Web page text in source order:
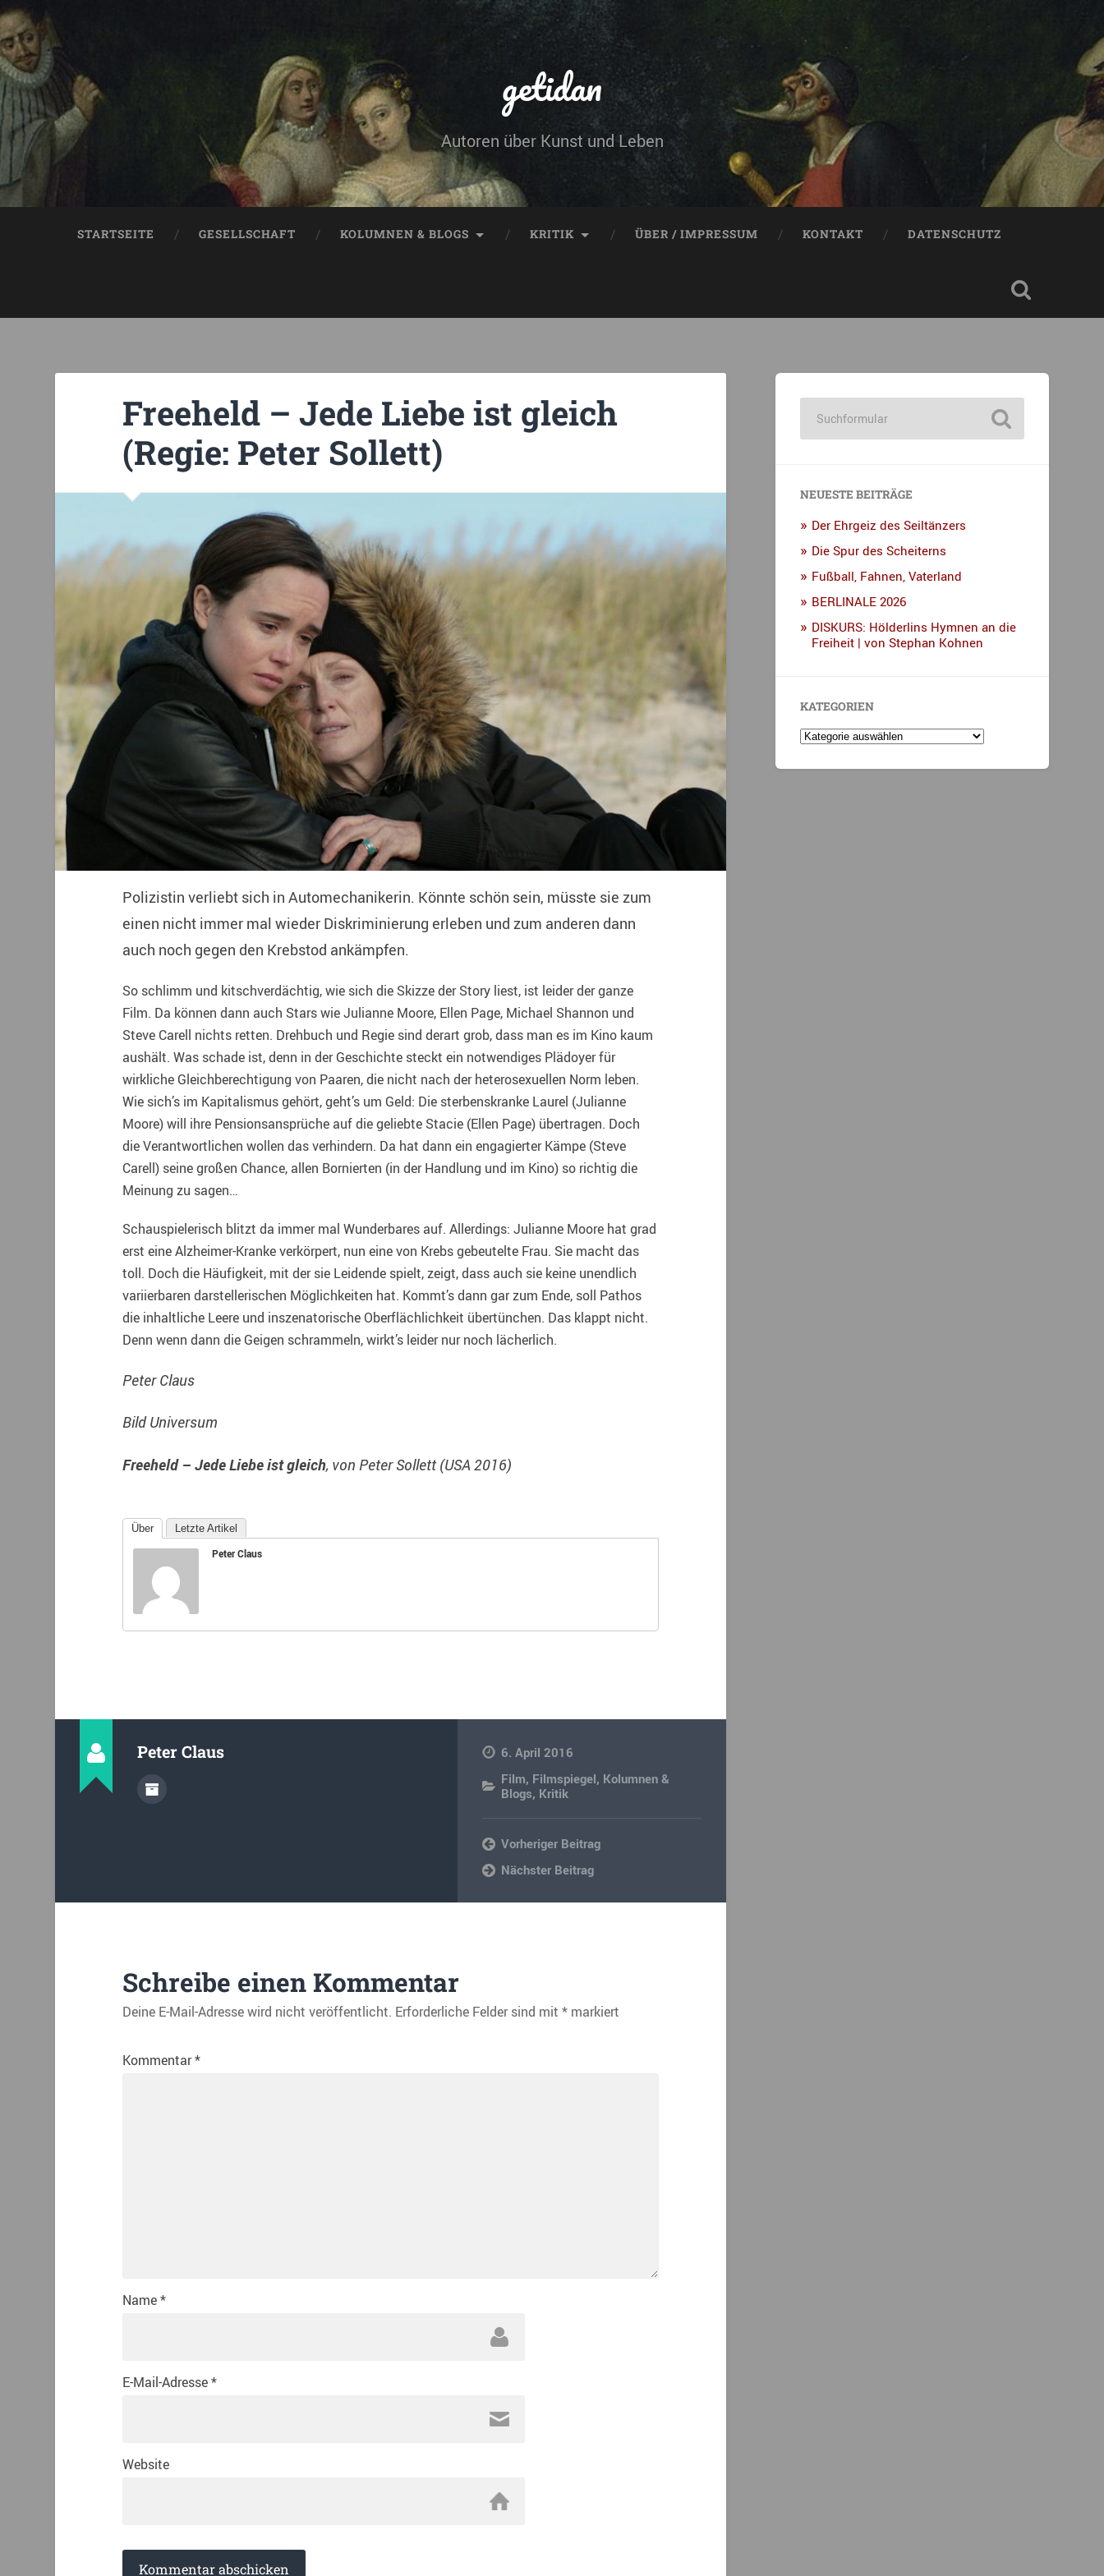
getidan
Autoren über Kunst und Leben
STARTSEITE GESELLSCHAFT KOLUMNEN & BLOGS KRITIK ÜBER / IMPRESSUM KONTAKT DATENSCHUTZ
Freeheld – Jede Liebe ist gleich
(Regie: Peter Sollett)
Polizistin verliebt sich in Automechanikerin. Könnte schön sein, müsste sie zum
einen nicht immer mal wieder Diskriminierung erleben und zum anderen dann
auch noch gegen den Krebstod ankämpfen.
So schlimm und kitschverdächtig, wie sich die Skizze der Story liest, ist leider der ganze
Film. Da können dann auch Stars wie Julianne Moore, Ellen Page, Michael Shannon und
Steve Carell nichts retten. Drehbuch und Regie sind derart grob, dass man es im Kino kaum
aushält. Was schade ist, denn in der Geschichte steckt ein notwendiges Plädoyer für
wirkliche Gleichberechtigung von Paaren, die nicht nach der heterosexuellen Norm leben.
Wie sich’s im Kapitalismus gehört, geht’s um Geld: Die sterbenskranke Laurel (Julianne
Moore) will ihre Pensionsansprüche auf die geliebte Stacie (Ellen Page) übertragen. Doch
die Verantwortlichen wollen das verhindern. Da hat dann ein engagierter Kämpe (Steve
Carell) seine großen Chance, allen Bornierten (in der Handlung und im Kino) so richtig die
Meinung zu sagen…
Schauspielerisch blitzt da immer mal Wunderbares auf. Allerdings: Julianne Moore hat grad
erst eine Alzheimer-Kranke verkörpert, nun eine von Krebs gebeutelte Frau. Sie macht das
toll. Doch die Häufigkeit, mit der sie Leidende spielt, zeigt, dass auch sie keine unendlich
variierbaren darstellerischen Möglichkeiten hat. Kommt’s dann gar zum Ende, soll Pathos
die inhaltliche Leere und inszenatorische Oberflächlichkeit übertünchen. Das klappt nicht.
Denn wenn dann die Geigen schrammeln, wirkt’s leider nur noch lächerlich.
Peter Claus
Bild Universum
Freeheld – Jede Liebe ist gleich, von Peter Sollett (USA 2016)
Über Letzte Artikel
Peter Claus
Peter Claus
6. April 2016
Film, Filmspiegel, Kolumnen &
Blogs, Kritik
Vorheriger Beitrag
Nächster Beitrag
Schreibe einen Kommentar
Deine E-Mail-Adresse wird nicht veröffentlicht. Erforderliche Felder sind mit *markiert
Kommentar*
Name*
E-Mail-Adresse*
Website
NEUESTE BEITRÄGE
Der Ehrgeiz des Seiltänzers
Die Spur des Scheiterns
Fußball, Fahnen, Vaterland
BERLINALE 2026
DISKURS: Hölderlins Hymnen an die
Freiheit | von Stephan Kohnen
KATEGORIEN